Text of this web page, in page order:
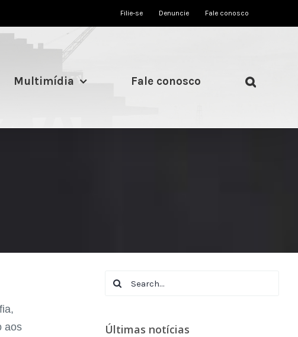
Filie-se Denuncie Fale conosco
Multimídia Fale conosco
aos
Search
Últimas notícias